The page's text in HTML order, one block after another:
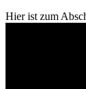
Hier ist zum